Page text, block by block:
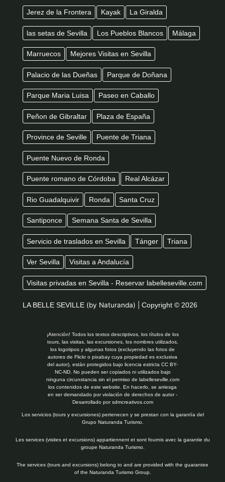
Jerez de la Frontera Kayak La Giralda
las setas de Sevilla Los Pueblos Blancos Málaga
Marruecos Mejores Visitas en Sevilla
Palacio de las Dueñas Parque de Doñana
Parque Maria Luisa Paseo en Caballo
Peñon de Gibraltar Plaza de España
Province de Seville Puente de Triana
Puente Nuevo de Ronda
Puente romano de Córdoba Real Alcázar
Rio Guadalquivir Ronda Santa Cruz
Santiponce Semana Santa de Sevilla
Servicio de traslados en Sevilla Tánger Triana
Ver Sevilla Visitas a Andalucía
Visitas privadas en Sevilla - Reservar labelleseville.com
LA BELLE SEVILLE (by Naturanda) | Copyright © 2026
¡Atención! Todos los textos descriptivos, los títulos de los
tours, las visitas, las excursiones, los nombres utilizados,
los logotipos y algunas fotos (excluyendo las fotos de
autores de Flickr o pixabay cuya propiedad es exclusiva
del autor), están protegidos bajo licencia estricta CC BY-
NC-ND. No pueden ser copiados ni utilizados bajo
ninguna circunstancia sin el permiso de labelleseville.com
los contenidos de este website. En hacerlo, se arriesga
en ser demandado por violación de derechos de autor -
Desarrollado porsdmcreativos.com
Los servicios (tours y excursiones) pertenecen y se prestan con la garantía del
Grupo Naturanda Turismo.
Les services (visites et excursions) appartiennent et sont fournis avec la garantie du
groupe Naturanda Turismo.
The services (tours and excursions) belong to and are provided with the guarantee
of the Naturanda Turismo Group.